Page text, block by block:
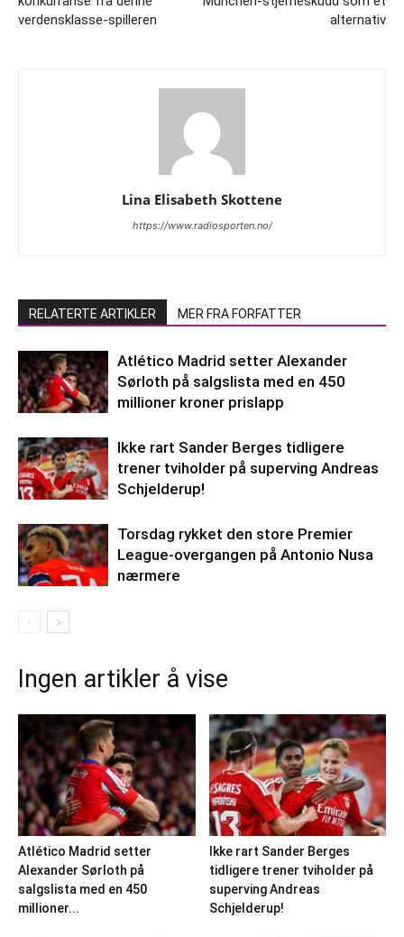
verdensklasse-spilleren
alternativ
Lina Elisabeth Skottene
https://www.radiosporten.no/
RELATERTE ARTIKLER MER FRA FORFATTER
Atlético Madrid setter Alexander
Sørloth på salgslista med en 450
millioner kroner prislapp
Ikke rart Sander Berges tidligere
trener tviholder på superving Andreas
Schjelderup!
Torsdag rykket den store Premier
League-overgangen på Antonio Nusa
nærmere
Ingen artikler å vise
Atlético Madrid setter
Alexander Sørloth på
salgslista med en 450
millioner...
Ikke rart Sander Berges
tidligere trener tviholder på
superving Andreas
Schjelderup!